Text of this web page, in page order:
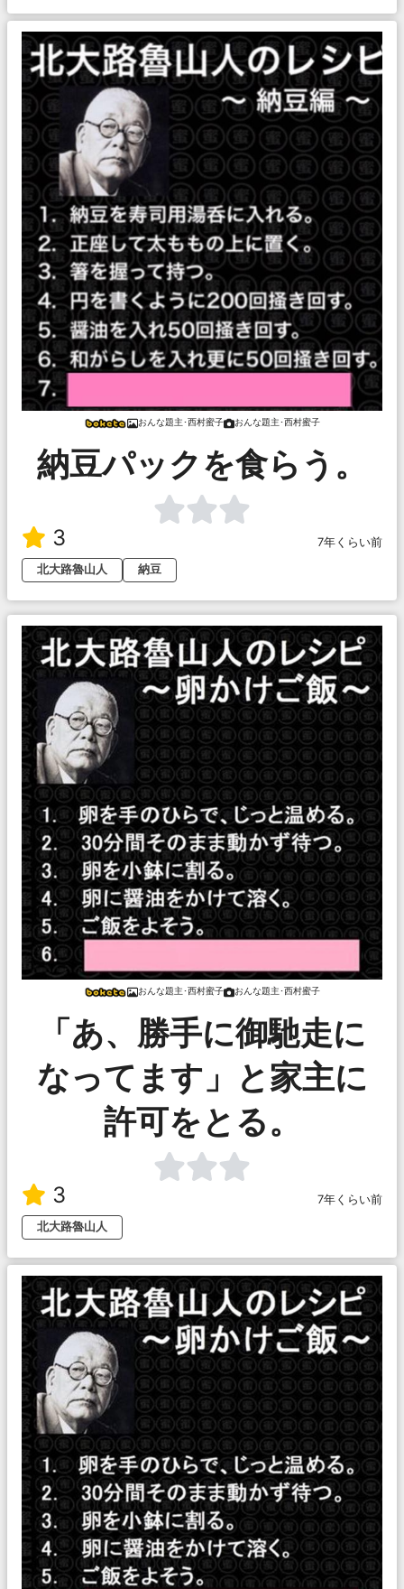
おんな題主･西村蜜子 おんな題主･西村蜜子
納豆パックを食らう。
3
7年くらい前
北大路魯山人
納豆
おんな題主･西村蜜子 おんな題主･西村蜜子
「あ、勝手に御馳走に
なってます」と家主に
許可をとる。
3
7年くらい前
北大路魯山人